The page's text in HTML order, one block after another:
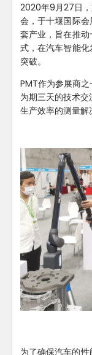
2020年9月27日
会，于十堰国际
套产业，旨在推
式，在汽车智能
突破。
PMT作为参展商
为期三天的技术
生产效率的测量解
为了确保汽车的